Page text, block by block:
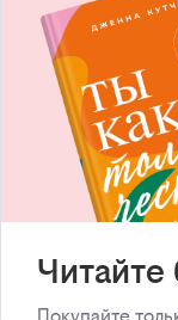
Читайте